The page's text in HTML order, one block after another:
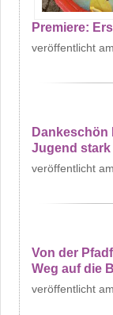
Premiere:
Dankeschön
Jugend stark
Von der
Weg auf die